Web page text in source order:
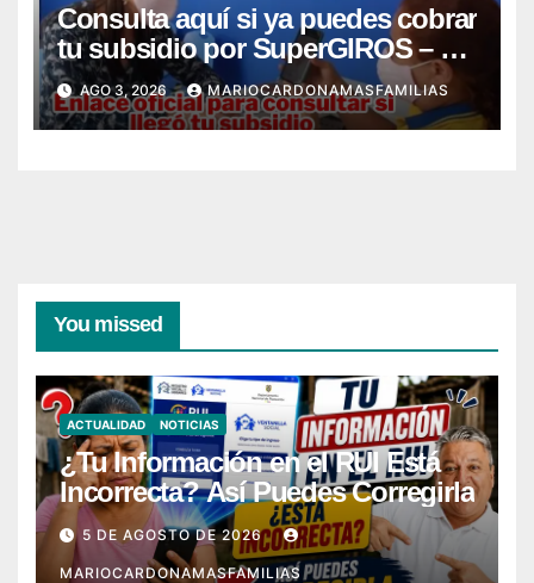
Consulta aquí si ya puedes cobrar
tu subsidio por SuperGIROS – Ya
llegó mi giro
AGO 3, 2026 MARIOCARDONAMASFAMILIAS
You missed
ACTUALIDAD NOTICIAS
¿Tu Información en el RUI Está
Incorrecta? Así Puedes Corregirla
5 DE AGOSTO DE 2026
MARIOCARDONAMASFAMILIAS